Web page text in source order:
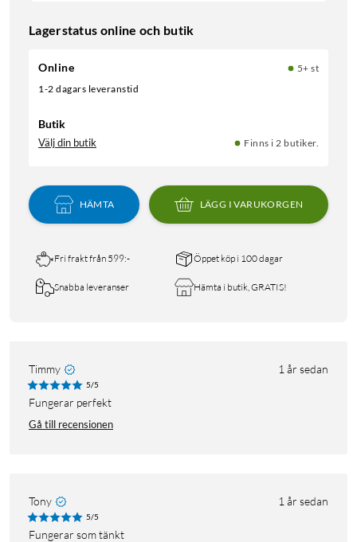
Lagerstatus online och butik
Online
5+ st
1-2 dagars leveranstid
Butik
Välj din butik Finns i 2 butiker.
HÄMTA LÄGG I VARUKORGEN
Fri frakt från 599:- Öppet köp i 100 dagar
Snabba leveranser Hämta i butik, GRATIS!
Timmy 1 år sedan
5/5
Fungerar perfekt
Gå till recensionen
Tony 1 år sedan
5/5
Fungerar som tänkt